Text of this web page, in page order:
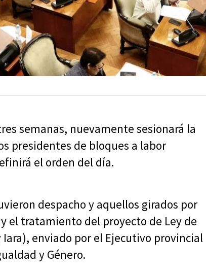
semanas, nuevamente sesionará la
presidentes de bloques a labor
el orden del día.
despacho y aquellos girados por
el tratamiento del proyecto de Ley de
enviado por el Ejecutivo provincial
y Género.